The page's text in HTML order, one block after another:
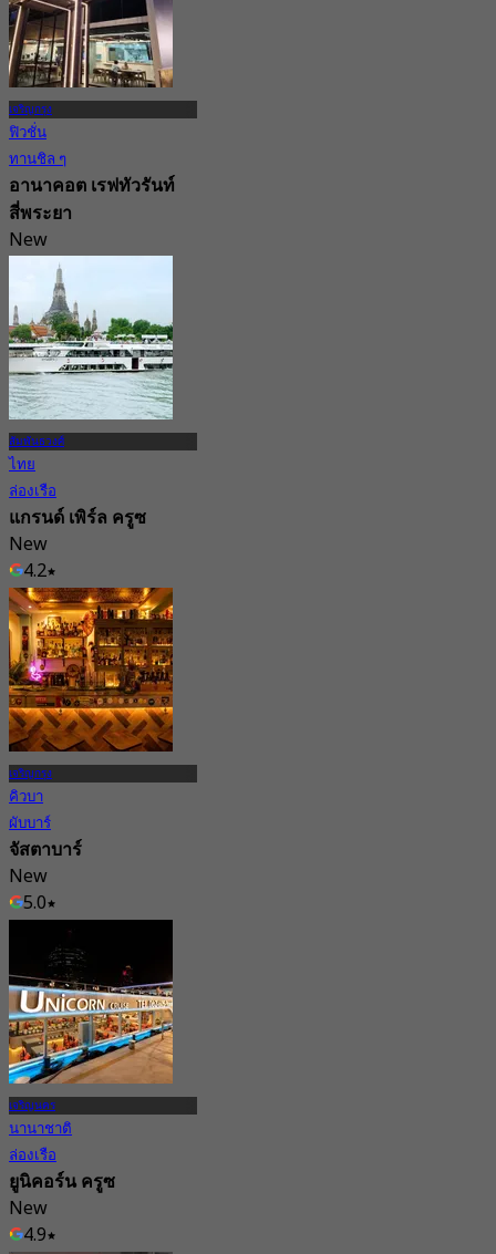
เจริญกรุง
ฟิวชั่น
ทานชิล ๆ
อานาคอต เรฟทัวรันท์
สี่พระยา
New
฿ 545
สัมพันธวงศ์
ไทย
ล่องเรือ
แกรนด์ เพิร์ล ครูซ
New
4.2
จาก฿ 1,780
เจริญกรุง
คิวบา
ผับบาร์
จัสตาบาร์
New
5.0
฿ 430
เจริญนคร
นานาชาติ
ล่องเรือ
ยูนิคอร์น ครูซ
New
4.9